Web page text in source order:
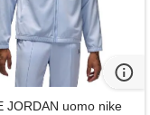
JORDAN uomo nike